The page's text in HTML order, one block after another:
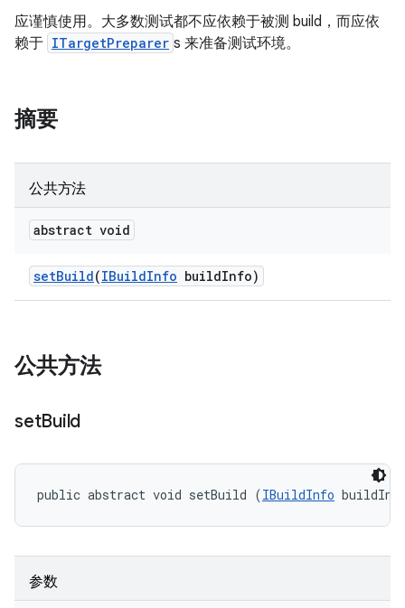
应谨慎使用。大多数测试都不应依赖于被测 build，而应依
赖于 ITargetPreparer s 来准备测试环境。
摘要
公共方法
abstract void
setBuild(IBuildInfo buildInfo)
公共方法
setBuild
public abstract void setBuild (IBuildInfo
参数